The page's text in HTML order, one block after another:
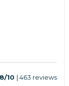
10 | 463 reviews